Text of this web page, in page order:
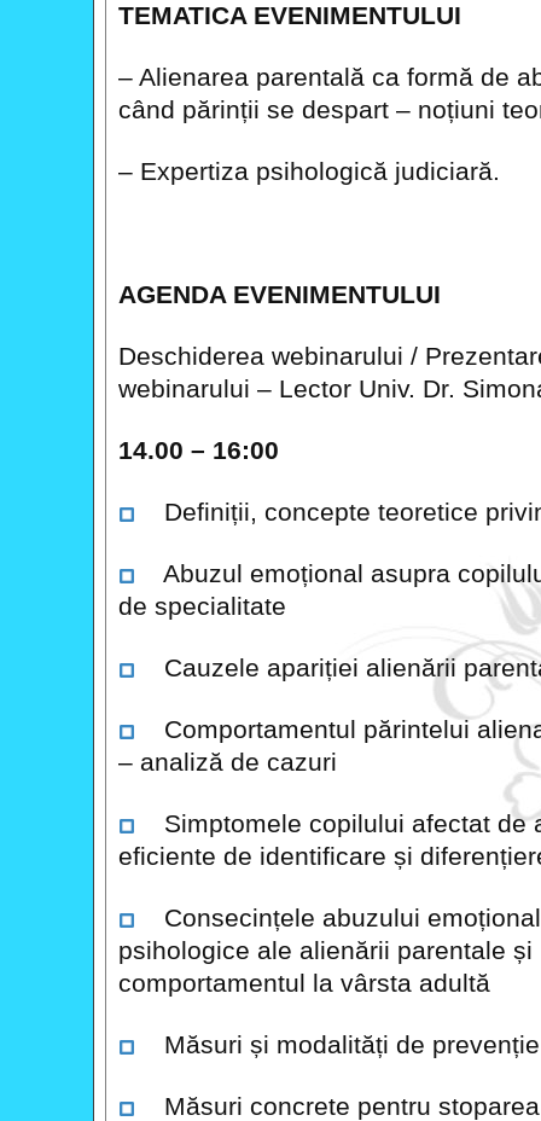
TEMATICA EVENIMENTULUI
– Alienarea parentală ca formă de
când părinții se despart – noțiuni
– Expertiza psihologică judiciară.
AGENDA EVENIMENTULUI
Deschiderea webinarului /
webinarului – Lector Univ. Dr.
14.00 – 16:00
Definiții, concepte teoretice
Abuzul emoțional asupra
de specialitate
Cauzele apariției alienării
Comportamentul părintelui
– analiză de cazuri
Simptomele copilului afectat de
eficiente de identificare și
Consecințele abuzului
psihologice ale alienării parentale
comportamentul la vârsta adultă
Măsuri și modalități de
Măsuri concrete pentru